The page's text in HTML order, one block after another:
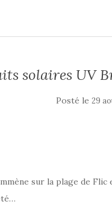
solaires UV
Posté le 29
sur la plage de